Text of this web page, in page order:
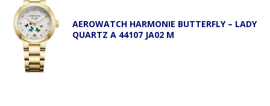
AEROWATCH HARMONIE BUTTERFLY – LADY
QUARTZ A 44107 JA02 M